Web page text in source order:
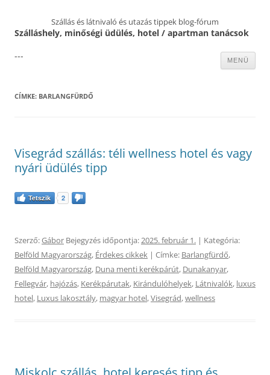
Szállás és látnivaló és utazás tippek blog-fórum
Szálláshely, minőségi üdülés, hotel / apartman tanácsok
MENÜ
---
CÍMKE: BARLANGFÜRDŐ
Visegrád szállás: téli wellness hotel és vagy
nyári üdülés tipp
Tetszik 2
Szerző:Gábor Bejegyzés időpontja:2025. február 1. | Kategória:
Belföld Magyarország, Érdekes cikkek | Címke: Barlangfürdő,
Belföld Magyarország, Duna menti kerékpárút, Dunakanyar,
Fellegvár, hajózás, Kerékpárutak, Kirándulóhelyek, Látnivalók, luxus
hotel, Luxus lakosztály, magyar hotel,Visegrád,wellness